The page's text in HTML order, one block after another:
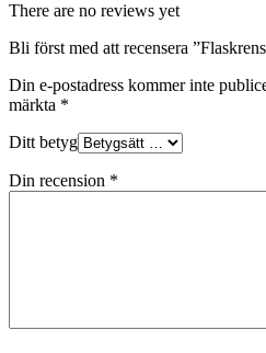
There are no reviews yet
Bli först med att recensera
Din e-postadress kommer inte
märkta *
Ditt betyg
Din recension *